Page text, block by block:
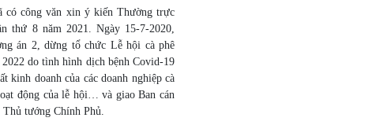
có công văn xin ý kiến Thường trực
thứ 8 năm 2021. Ngày 15-7-2020,
án 2, dừng tổ chức Lễ hội cà phê
do tình hình dịch bệnh Covid-19
kinh doanh của các doanh nghiệp cà
động của lễ hội… và giao Ban cán
tướng Chính Phủ.